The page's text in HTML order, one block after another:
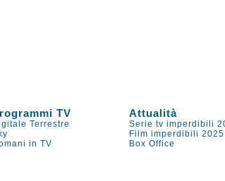
TV Attualità
Terrestre Serie tv imperdibili
Film imperdibili 2025
in TV Box Office